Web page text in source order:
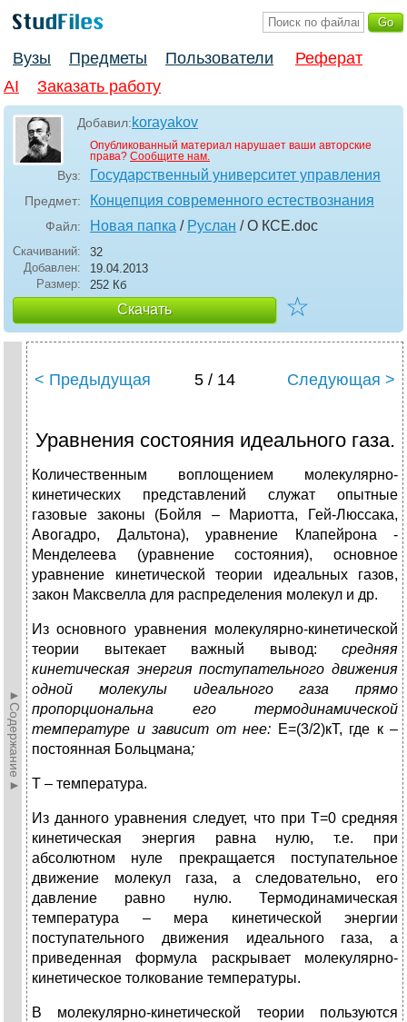
Вузы Предметы Пользователи
Реферат
AI
Заказать работу
Добавил:korayakov
Опубликованный материал нарушает ваши авторские
права? Сообщите нам.
Вуз: Государственный университет управления
Предмет: Концепция современного естествознания
Файл: Новая папка / Руслан / О КСЕ.doc
Скачиваний:
32
Добавлен:
19.04.2013
Размер:
252 Кб
Скачать ☆
►Содержание►
< Предыдущая 5 / 14 Следующая >
Уравнения состояния идеального газа.
Количественным воплощением молекулярно-
кинетических представлений служат опытные
газовые законы (Бойля – Мариотта, Гей-Люссака,
Авогадро, Дальтона), уравнение Клапейрона -
Менделеева (уравнение состояния), основное
уравнение кинетической теории идеальных газов,
закон Максвелла для распределения молекул и др.
Из основного уравнения молекулярно-кинетической
теории вытекает важный вывод: средняя
кинетическая энергия поступательного движения
одной молекулы идеального газа прямо
пропорциональна его термодинамической
температуре и зависит от нее: Е=(3/2)кТ, где к –
постоянная Больцмана;
Т – температура.
Из данного уравнения следует, что при Т=0 средняя
кинетическая энергия равна нулю, т.е. при
абсолютном нуле прекращается поступательное
движение молекул газа, а следовательно, его
давление равно нулю. Термодинамическая
температура – мера кинетической энергии
поступательного движения идеального газа, а
приведенная формула раскрывает молекулярно-
кинетическое толкование температуры.
В молекулярно-кинетической теории пользуются